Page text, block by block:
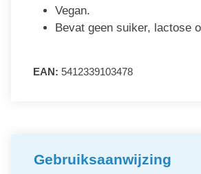
Vegan.
Bevat geen suiker, lactose
EAN: 5412339103478
Gebruiksaanwijzing